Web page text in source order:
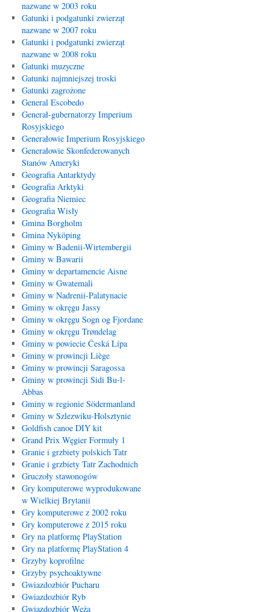
nazwane w 2003 roku
Gatunki i podgatunki zwierząt
nazwane w 2007 roku
Gatunki i podgatunki zwierząt
nazwane w 2008 roku
Gatunki muzyczne
Gatunki najmniejszej troski
Gatunki zagrożone
General Escobedo
Generał-gubernatorzy Imperium
Rosyjskiego
Generałowie Imperium Rosyjskiego
Generałowie Skonfederowanych
Stanów Ameryki
Geografia Antarktydy
Geografia Arktyki
Geografia Niemiec
Geografia Wisły
Gmina Borgholm
Gmina Nyköping
Gminy w Badenii-Wirtembergii
Gminy w Bawarii
Gminy w departamencie Aisne
Gminy w Gwatemali
Gminy w Nadrenii-Palatynacie
Gminy w okręgu Jassy
Gminy w okręgu Sogn og Fjordane
Gminy w okręgu Trøndelag
Gminy w powiecie Česká Lípa
Gminy w prowincji Liège
Gminy w prowincji Saragossa
Gminy w prowincji Sidi Bu-l-
Abbas
Gminy w regionie Södermanland
Gminy w Szlezwiku-Holsztynie
Goldfish canoe DIY kit
Grand Prix Węgier Formuły 1
Granie i grzbiety polskich Tatr
Granie i grzbiety Tatr Zachodnich
Gruczoły stawonogów
Gry komputerowe wyprodukowane
w Wielkiej Brytanii
Gry komputerowe z 2002 roku
Gry komputerowe z 2015 roku
Gry na platformę PlayStation
Gry na platformę PlayStation 4
Grzyby koprofilne
Grzyby psychoaktywne
Gwiazdozbiór Pucharu
Gwiazdozbiór Ryb
Gwiazdozbiór Węża